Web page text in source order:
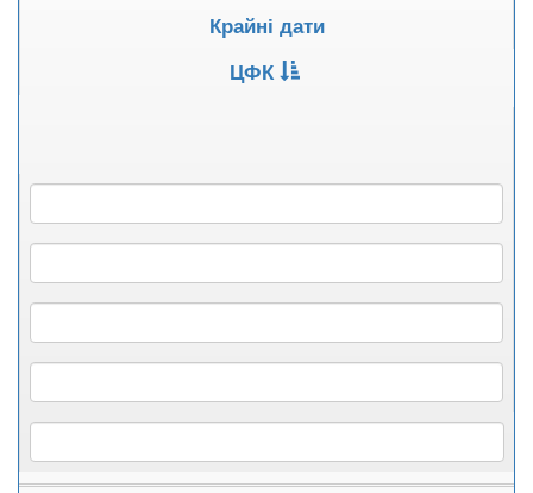
Крайні дати
ЦФК